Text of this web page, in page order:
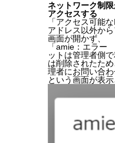
ネットワーク制
アクセスする
「アクセス可能
アドレス以外か
画面が開かず、
「amie：エラー
ットは管理者側
は削除されたた
理者にお問い合わ
という画面が表示